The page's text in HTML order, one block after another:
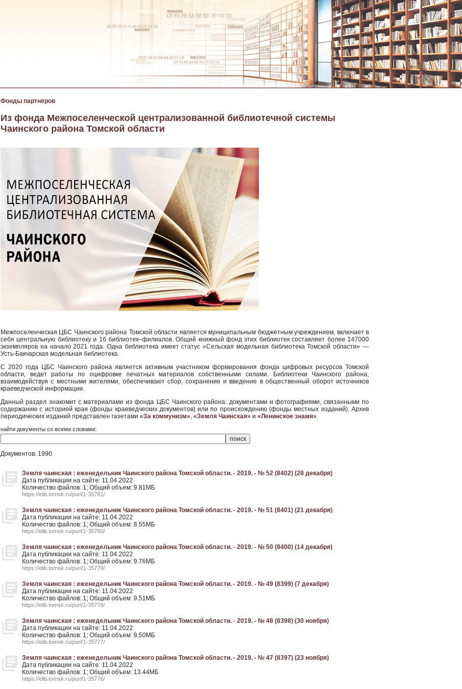
Фонды партнеров
Из фонда Межпоселенческой централизованной библиотечной системы
Чаинского района Томской области
Межпоселенческая ЦБС Чаинского района Томской области является муниципальным бюджетным учреждением, включает в
себя центральную библиотеку и 16 библиотек–филиалов. Общий книжный фонд этих библиотек составляет более 147000
экземпляров на начало 2021 года. Одна библиотека имеет статус «Сельская модельная библиотека Томской области» —
Усть-Бакчарская модельная библиотека.
С 2020 года ЦБС Чаинского района является активным участником формирования фонда цифровых ресурсов Томской
области, ведет работы по оцифровке печатных материалов собственными силами. Библиотеки Чаинского района,
взаимодействуя с местными жителями, обеспечивают сбор, сохранение и введение в общественный оборот источников
краеведческой информации.
Данный раздел знакомит с материалами из фонда ЦБС Чаинского района: документами и фотографиями, связанными по
содержанию с историей края (фонды краеведческих документов) или по происхождению (фонды местных изданий). Архив
периодических изданий представлен газетами «За коммунизм», «Земля Чаинская» и «Ленинское знамя».
найти документы со всеми словами:
Документов: 1990
Земля чаинская : еженедельник Чаинского района Томской области. - 2019. - № 52 (8402) (28 декабря)
Дата публикации на сайте: 11.04.2022
Количество файлов: 1; Общий объем: 9.81МБ
https://elib.tomsk.ru/purl/1-35781/
Земля чаинская : еженедельник Чаинского района Томской области. - 2019. - № 51 (8401) (21 декабря)
Дата публикации на сайте: 11.04.2022
Количество файлов: 1; Общий объем: 8.55МБ
https://elib.tomsk.ru/purl/1-35780/
Земля чаинская : еженедельник Чаинского района Томской области. - 2019. - № 50 (8400) (14 декабря)
Дата публикации на сайте: 11.04.2022
Количество файлов: 1; Общий объем: 9.76МБ
https://elib.tomsk.ru/purl/1-35779/
Земля чаинская : еженедельник Чаинского района Томской области. - 2019. - № 49 (8399) (7 декабря)
Дата публикации на сайте: 11.04.2022
Количество файлов: 1; Общий объем: 9.51МБ
https://elib.tomsk.ru/purl/1-35778/
Земля чаинская : еженедельник Чаинского района Томской области. - 2019. - № 48 (8398) (30 ноября)
Дата публикации на сайте: 11.04.2022
Количество файлов: 1; Общий объем: 9.50МБ
https://elib.tomsk.ru/purl/1-35777/
Земля чаинская : еженедельник Чаинского района Томской области. - 2019. - № 47 (8397) (23 ноября)
Дата публикации на сайте: 11.04.2022
Количество файлов: 1; Общий объем: 13.44МБ
https://elib.tomsk.ru/purl/1-35776/